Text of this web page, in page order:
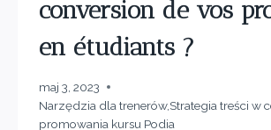
conversion de vos
en étudiants ?
maj 3, 2023
Narzędzia dla trenerów,Strategia treści w
promowania kursu Podia